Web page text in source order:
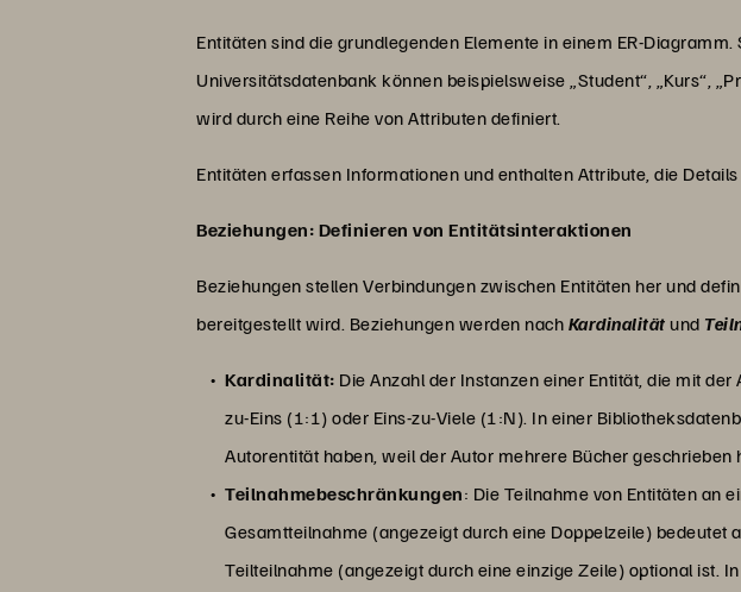
Entitäten sind die grundlegenden Elemente in einem ER-
Universitätsdatenbank können beispielsweise „Student“, „Kurs“,
wird durch eine Reihe von Attributen definiert.
Entitäten erfassen Informationen und enthalten Attribute, die
Beziehungen: Definieren von Entitätsinteraktionen
Beziehungen stellen Verbindungen zwischen Entitäten her und
bereitgestellt wird. Beziehungen werden nach Kardinalität und
Kardinalität: Die Anzahl der Instanzen einer Entität, die mit
zu-Eins (1:1) oder Eins-zu-Viele (1:N). In einer
Autorentität haben, weil der Autor mehrere Bücher geschrieben
Teilnahmebeschränkungen: Die Teilnahme von Entitäten an
Gesamtteilnahme (angezeigt durch eine Doppelzeile) bedeutet
Teilteilnahme (angezeigt durch eine einzige Zeile) optional ist.